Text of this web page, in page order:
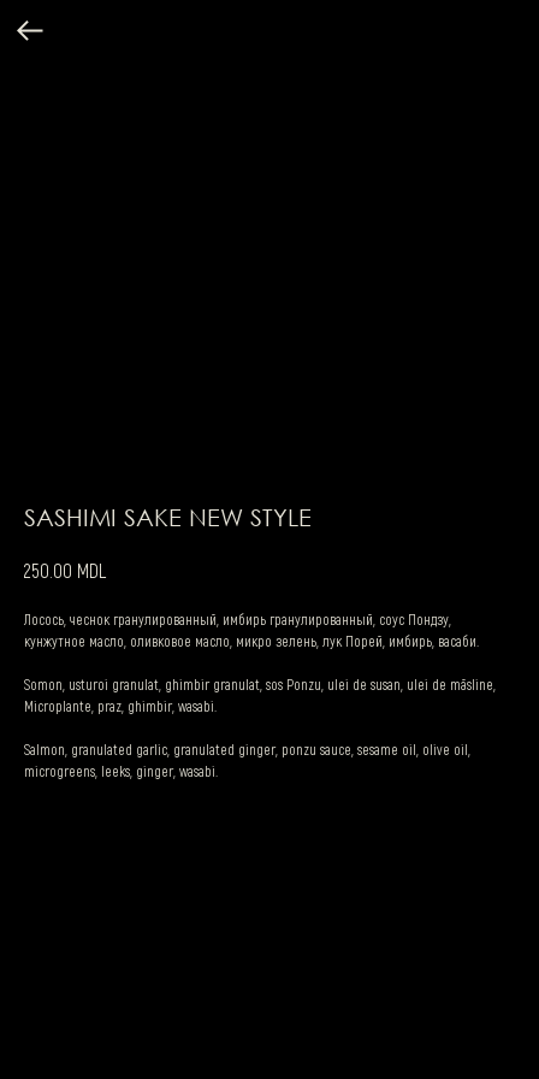
SASHIMI SAKE NEW STYLE
250.00 MDL
Лосось, чеснок гранулированный, имбирь гранулированный, соус Пондзу,
кунжутное масло, оливковое масло, микро зелень, лук Порей, имбирь, васаби.
Somon, usturoi granulat, ghimbir granulat, sos Ponzu, ulei de susan, ulei de măsline,
Microplante, praz, ghimbir, wasabi.
Salmon, granulated garlic, granulated ginger, ponzu sauce, sesame oil, olive oil,
microgreens, leeks, ginger, wasabi.